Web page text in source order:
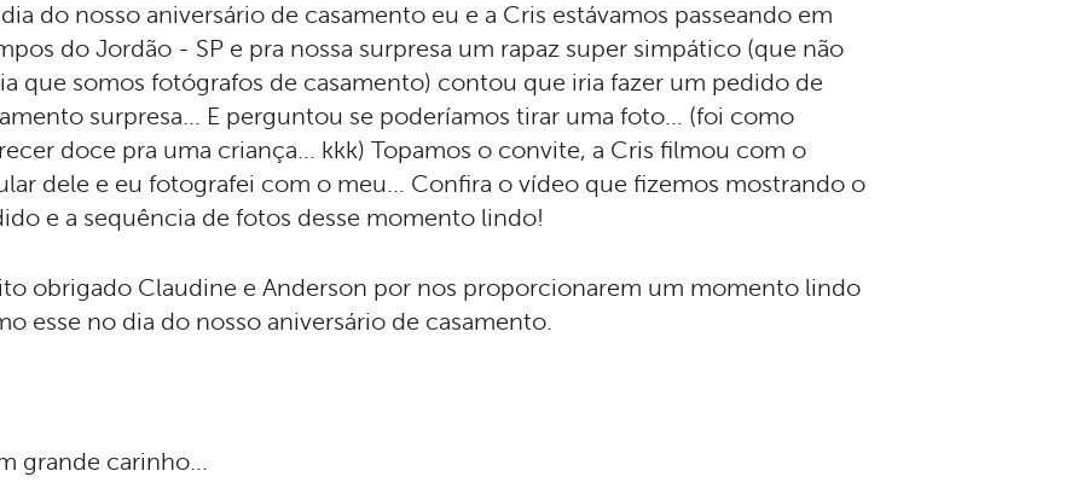
do nosso aniversário de casamento eu e a Cris estávamos passeando em
do Jordão - SP e pra nossa surpresa um rapaz super simpático (que não
que somos fotógrafos de casamento) contou que iria fazer um pedido de
surpresa... E perguntou se poderíamos tirar uma foto... (foi como
doce pra uma criança... kkk) Topamos o convite, a Cris filmou com o
dele e eu fotografei com o meu... Confira o vídeo que fizemos mostrando o
e a sequência de fotos desse momento lindo!
obrigado Claudine e Anderson por nos proporcionarem um momento lindo
esse no dia do nosso aniversário de casamento.
grande carinho...